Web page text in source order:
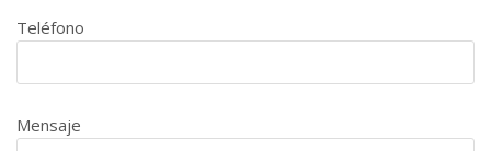
Teléfono
Mensaje